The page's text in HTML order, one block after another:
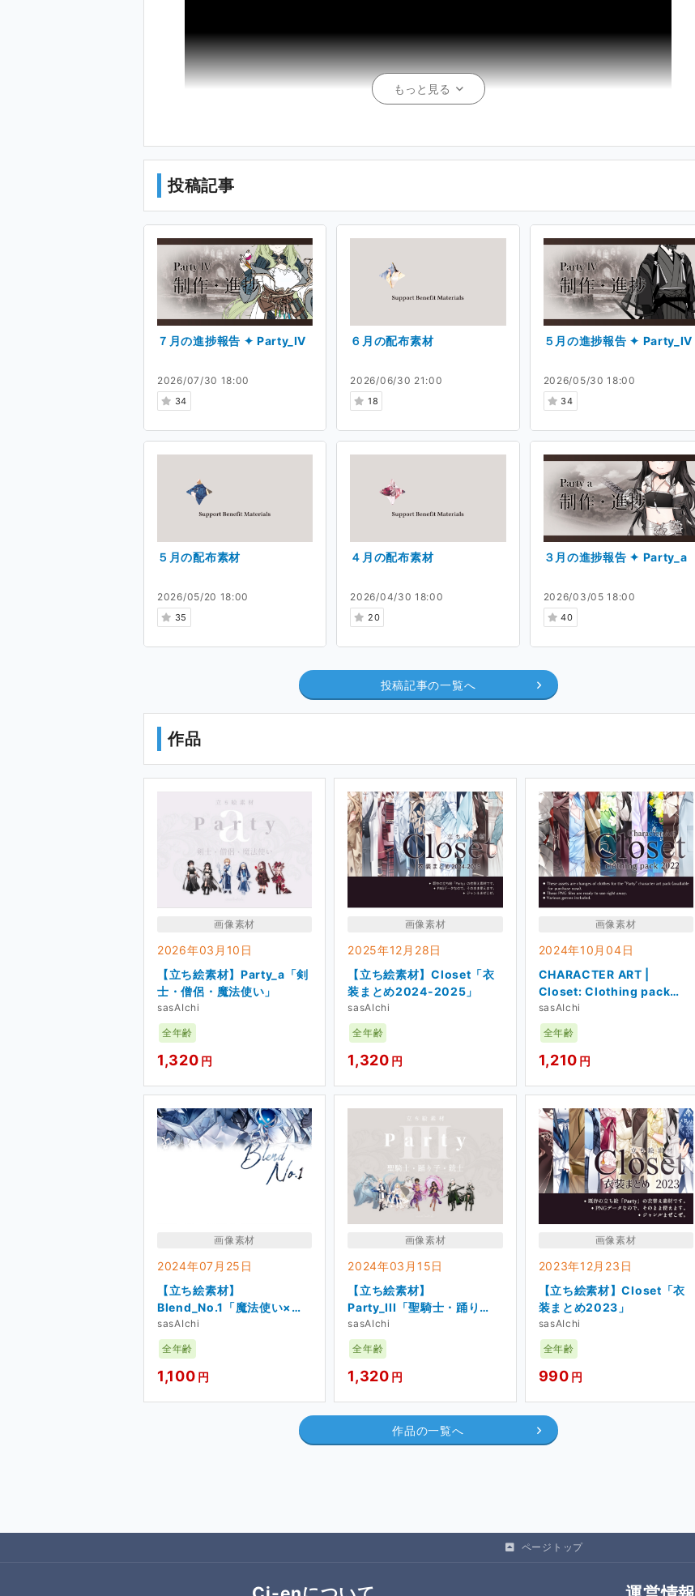
楽曲を制作いただいた ruha(Pastel Tone Music)
様によって、クロスフェー
ド動画も公開されています🍀
ぜひ、素敵な世界を体感いただけましたら幸いです。
【DLsite】https://www.dlsite.com/home/work/=/product_id/RJ402737.html
【BOOTH】
https://booth.pm/ja/items/4000371
ひそかにはじめました。
開けているタイミングで、何かあればご自由にどうぞ。
Ci-en での活動
奇数月に１回、素材の進捗
を報告。
ラフや線画、素材の詳細を記事にしています。
着せ替え用の衣装素材を配布 【Ticket 100】
偶数月に１～２着、販売中の立ち絵に着せ替えて使える、衣装素材を配布しま
す。もし衣装のリクエストがあればお題箱へどうぞ。
衣装のお題箱
※またある程度、お題の衣装を描き終わるまで、お題の受付はお休みします。
色変えVer.立ち絵素材の配布 【Ticket 300】
月に１体、１～２色分。販売中の立ち絵の
を配布します。（改変素
材と６ヶ月交代です。）
改変Ver.立ち絵素材の配布 【Ticket 300】
もっと見る
投稿記事
2026/07/30 18:00
34
７月の進捗報告 ✦ Party_Ⅳ
2026/06/30 21:00
18
６月の配布素材
2026/05/30 18:00
34
５月の進捗報告 ✦ Party_Ⅳ
2026/05/20 18:00
35
５月の配布素材
2026/04/30 18:00
20
４月の配布素材
2026/03/05 18:00
40
３月の進捗報告 ✦ Party_a
投稿記事の一覧へ
作品
画像素材
2026年03月10日
【立ち絵素材】Party_a「剣
士・僧侶・魔法使い」
sasAIchi
全年齢
1,320 円
画像素材
2025年12月28日
【立ち絵素材】Closet「衣
装まとめ2024-2025」
sasAIchi
全年齢
1,320 円
画像素材
2024年10月04日
CHARACTER ART |
Closet: Clothing pack
2022
sasAIchi
全年齢
1,210 円
画像素材
2024年07月25日
【立ち絵素材】
Blend_No.1「魔法使い×剣
士」
sasAIchi
全年齢
1,100 円
画像素材
2024年03月15日
【立ち絵素材】
Party_III「聖騎士・踊り
子・銃士」
sasAIchi
全年齢
1,320 円
画像素材
2023年12月23日
【立ち絵素材】Closet「衣
装まとめ2023」
sasAIchi
全年齢
990 円
作品の一覧へ
ページトップ